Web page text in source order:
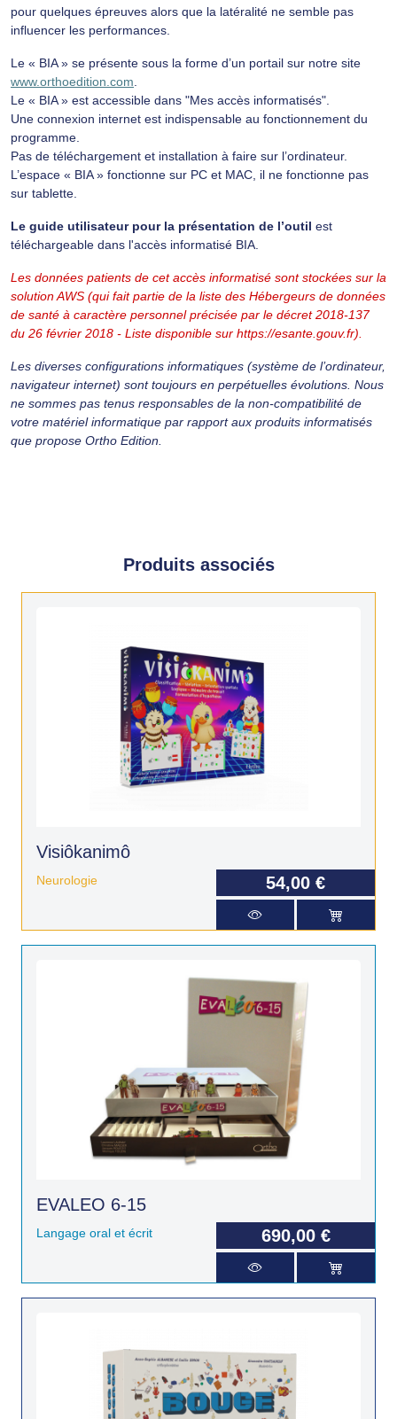
pour quelques épreuves alors que la latéralité ne semble pas
influencer les performances.
Le « BIA » se présente sous la forme d’un portail sur notre site
www.orthoedition.com
Le « BIA » est accessible dans "Mes accès informatisés".
Une connexion internet est indispensable au fonctionnement du
programme.
Pas de téléchargement et installation à faire sur l’ordinateur.
L’espace « BIA » fonctionne sur PC et MAC, il ne fonctionne pas
sur tablette.
Le guide utilisateur pour la présentation de l’outil est
téléchargeable dans l'accès informatisé BIA.
Les données patients de cet accès informatisé sont stockées sur la
solution AWS (qui fait partie de la liste des Hébergeurs de données
de santé à caractère personnel précisée par le décret 2018-137
du 26 février 2018 - Liste disponible sur https://esante.gouv.fr).
Les diverses configurations informatiques (système de l’ordinateur,
navigateur internet) sont toujours en perpétuelles évolutions. Nous
ne sommes pas tenus responsables de la non-compatibilité de
votre matériel informatique par rapport aux produits informatisés
que propose Ortho Edition.
Produits associés
Visiôkanimô
Neurologie 54,00 €
EVALEO 6-15
Langage oral et écrit 690,00 €